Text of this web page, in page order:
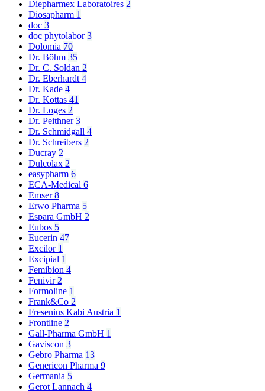
Diepharmex Laboratoires 2
Diosapharm 1
doc 3
doc phytolabor3
Dolomia 70
Dr. Böhm 35
Dr. C. Soldan 2
Dr. Eberhardt 4
Dr. Kade 4
Dr. Kottas 41
Dr. Loges 2
Dr. Peithner3
Dr. Schmidgall 4
Dr. Schreibers 2
Ducray 2
Dulcolax 2
easypharm 6
ECA-Medical 6
Emser8
Erwo Pharma 5
Espara GmbH 2
Eubos 5
Eucerin 47
Excilor 1
Excipial 1
Femibion 4
Fenivir 2
Formoline 1
Frank&Co 2
Fresenius Kabi Austria 1
Frontline 2
Gall-Pharma GmbH 1
Gaviscon 3
Gebro Pharma 13
Genericon Pharma 9
Germania 5
Gerot Lannach 4